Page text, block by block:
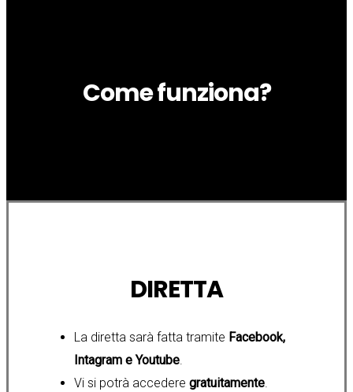
Come funziona?
DIRETTA
La diretta sarà fatta tramite Facebook,
Intagram e Youtube.
Vi si potrà accedere gratuitamente.